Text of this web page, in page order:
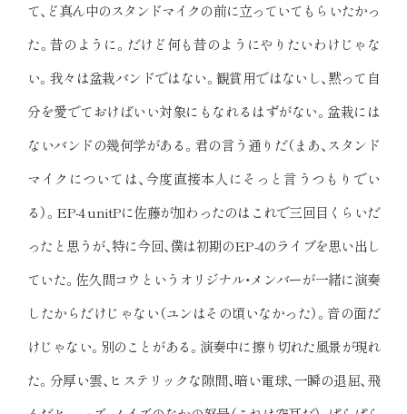
て、ど真ん中のスタンドマイクの前に立っていてもらいたかっ
た。昔のように。だけど何も昔のようにやりたいわけじゃな
い。我々は盆栽バンドではない。観賞用ではないし、黙って自
分を愛でておけばいい対象にもなれるはずがない。盆栽には
ないバンドの幾何学がある。君の言う通りだ（まあ、スタンド
マイクについては、今度直接本人にそっと言うつもりでい
る）。EP-4 unitPに佐藤が加わったのはこれで三回目くらいだ
ったと思うが、特に今回、僕は初期のEP-4のライブを思い出し
ていた。佐久間コウというオリジナル・メンバーが一緒に演奏
したからだけじゃない（ユンはその頃いなかった）。音の面だ
けじゃない。別のことがある。演奏中に擦り切れた風景が現れ
た。分厚い雲、ヒステリックな隙間、暗い電球、一瞬の退屈、飛